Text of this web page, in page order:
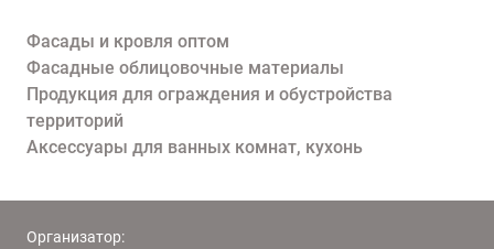
Фасады и кровля оптом
Фасадные облицовочные материалы
Продукция для ограждения и обустройства
территорий
Аксессуары для ванных комнат, кухонь
Организатор: